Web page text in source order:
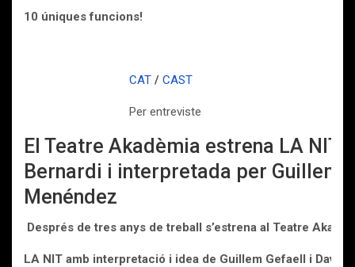
10 úniques funcions!
CAT / CAST
Per entreviste
El Teatre Akadèmia estrena LA NIT
Bernardi i interpretada per Guillem
Menéndez
Després de tres anys de treball s’estrena al Teatre
LA NIT amb interpretació i idea de Guillem Gefaell i David